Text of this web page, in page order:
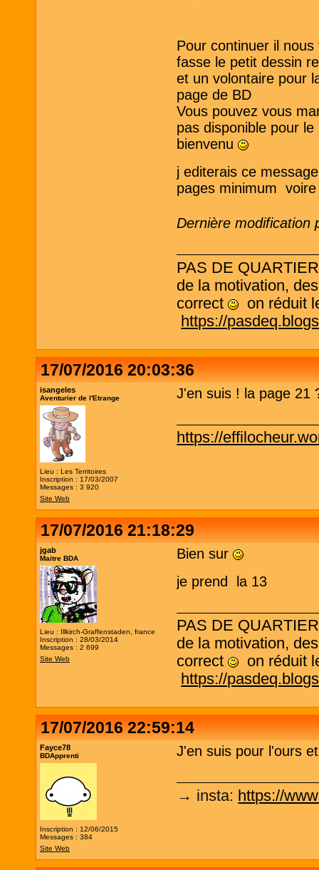
Pour continuer il
fasse le petit dessin
et un volontaire pour
page de BD
Vous pouvez vous
pas disponible pour
bienvenu
j editerais ce
pages minimum
Dernière modification
PAS DE
de la motivation,
correct
on réduit
https://
17/07/2016 20:03:36
isangeles
Aventurier de l'Etrange
Lieu : Les Territoires
Inscription : 17/03/2007
Messages : 3 920
Site Web
J'en suis ! la page 21
https://
17/07/2016 21:18:29
jgab
Maitre BDA
Lieu : Illkirch-Graffenstaden, france
Inscription : 28/03/2014
Messages : 2 699
Site Web
Bien sur
je prend la 13
PAS DE
de la motivation,
correct
on réduit
https://
17/07/2016 22:59:14
Fayce78
BDApprenti
Inscription : 12/06/2015
Messages : 384
Site Web
J'en suis pour l'ours
→ insta: https://